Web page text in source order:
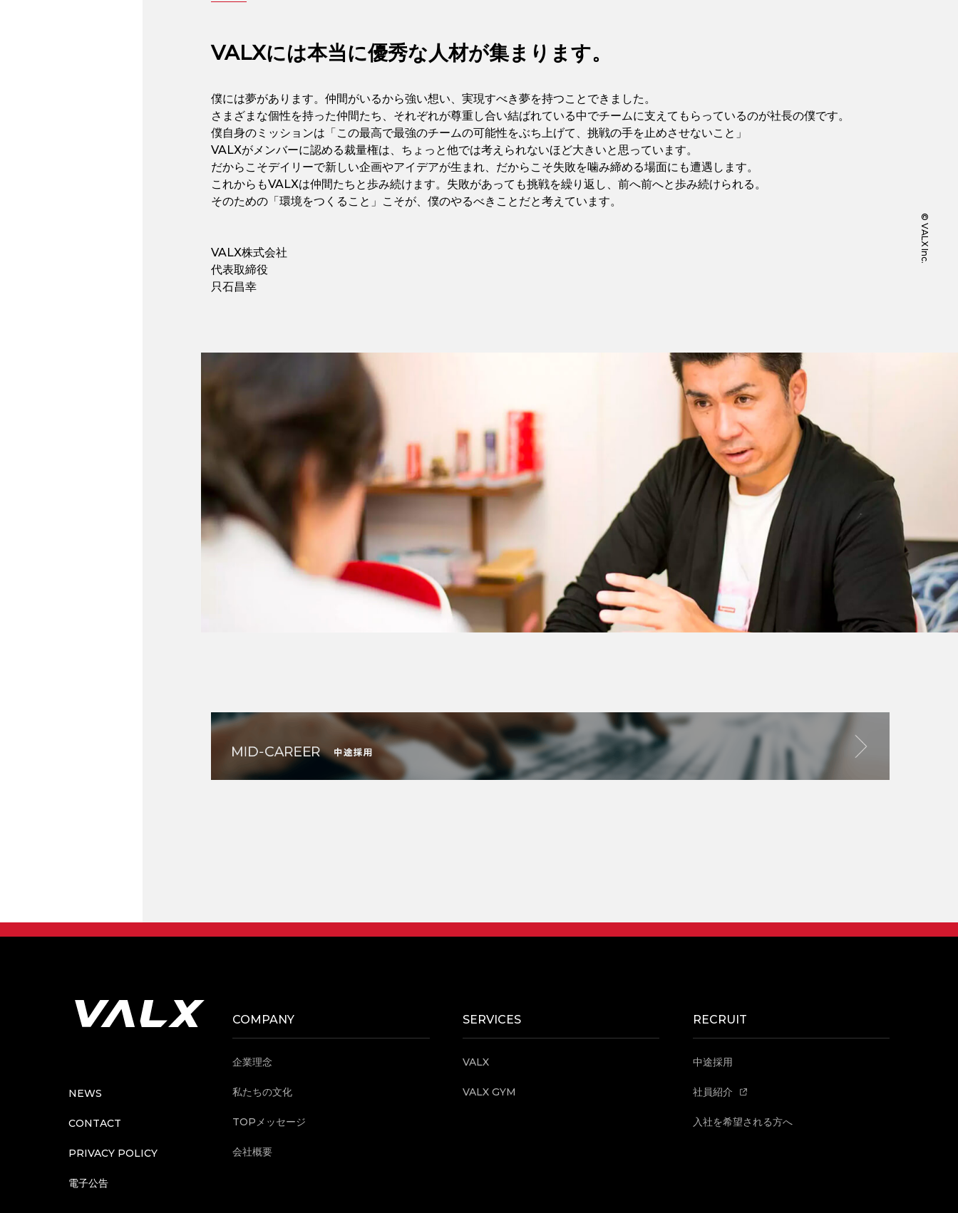
©️ VALX Inc.
VALXには本当に優秀な人材が集まります。
僕には夢があります。仲間がいるから強い想い、実現すべき夢を持つことできました。
さまざまな個性を持った仲間たち、それぞれが尊重し合い結ばれている中でチームに支えてもらっているのが社長の僕です。
僕自身のミッションは「この最高で最強のチームの可能性をぶち上げて、挑戦の手を止めさせないこと」
VALXがメンバーに認める裁量権は、ちょっと他では考えられないほど大きいと思っています。
だからこそデイリーで新しい企画やアイデアが生まれ、だからこそ失敗を噛み締める場面にも遭遇します。
これからもVALXは仲間たちと歩み続けます。失敗があっても挑戦を繰り返し、前へ前へと歩み続けられる。
そのための「環境をつくること」こそが、僕のやるべきことだと考えています。
VALX株式会社
代表取締役
只石昌幸
COMPANY
企業理念
私たちの文化
TOPメッセージ
会社概要
SERVICES
VALX
VALX GYM
RECRUIT
中途採用
社員紹介
入社を希望される方へ
NEWS
CONTACT
PRIVACY POLICY
電子公告